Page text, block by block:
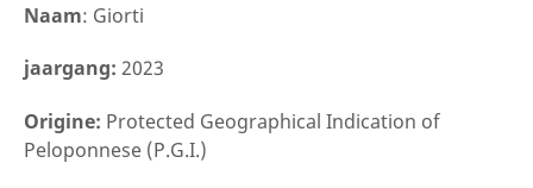
Naam: Giorti
jaargang: 2023
Origine: Protected Geographical Indication of
Peloponnese (P.G.I.)